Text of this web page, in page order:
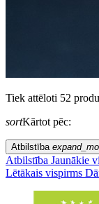
Tiek attēloti 52
sortKārtot pēc:
Atbilstība
Atbilstība Jaunākie
Lētākais vispirms